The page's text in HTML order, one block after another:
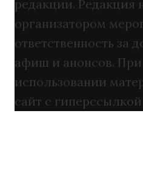
редакции. Редакция
организатором
ответственность за
афиш и анонсов. При
использовании
сайт с